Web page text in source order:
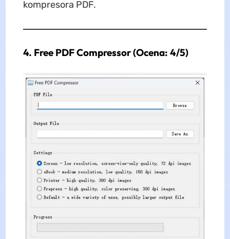
kompresora PDF.
4. Free PDF Compressor (Ocena: 4/5)